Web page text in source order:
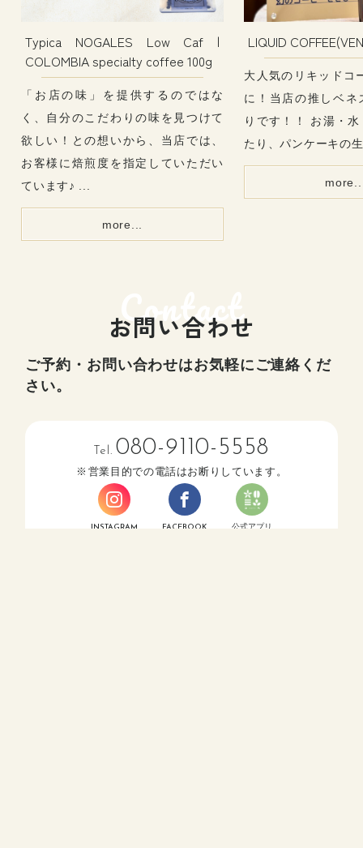
Typica NOGALES Low Caf |
COLOMBIA specialty coffee 100g
「お店の味」を提供するのではな
く、自分のこだわりの味を見つけて
欲しい！との想いから、当店では、
お客様に焙煎度を指定していただい
ています♪ ...
more...
LIQUID
大人気のリキッドコ
に！当店の推しベネ
りです！！ お湯・
たり、パンケーキの
お問い合わせ
ご予約・お問い合わせはお気軽にご連絡くだ
さい。
Tel. 080-9110-5558
営業目的での電話はお断りしています。
INSTAGRAM FACEBOOK 公式アプリ